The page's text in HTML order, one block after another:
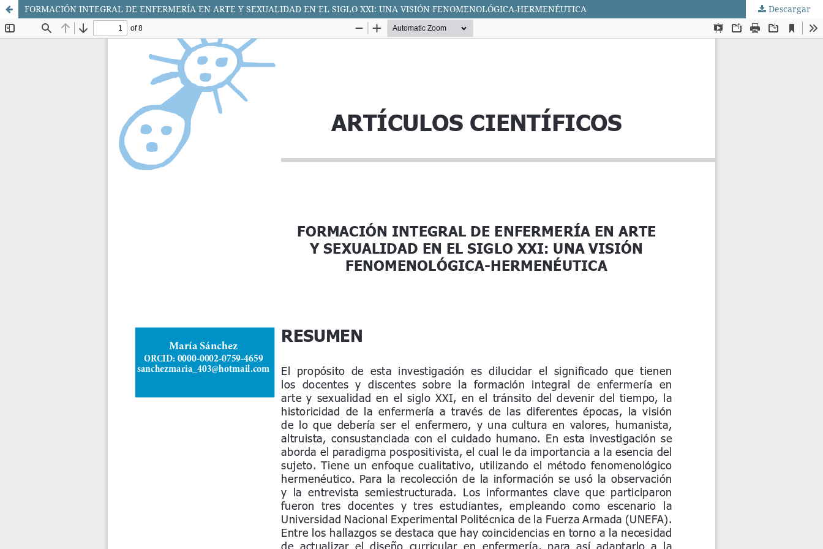
FORMACIÓN INTEGRAL DE ENFERMERÍA EN ARTE Y SEXUALIDAD EN EL SIGLO XXI: UNA VISIÓN FENOMENOLÓGICA-HERMENÉUTICA Descargar